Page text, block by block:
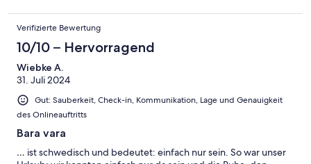
genug Platz, um Fangen um das Haus herum zu spielen. Die
nähere und weitere Umgebung bieten Gelegenheiten für
kleine und große Wanderungen und Badeausflüge. Wir können
das Haus empfehlen.
Verifizierte Bewertung
10/10 – Hervorragend
Wiebke A.
31. Juli 2024
Gut: Sauberkeit, Check-in, Kommunikation, Lage und Genauigkeit
des Onlineauftritts
Bara vara
… ist schwedisch und bedeutet: einfach nur sein. So war unser